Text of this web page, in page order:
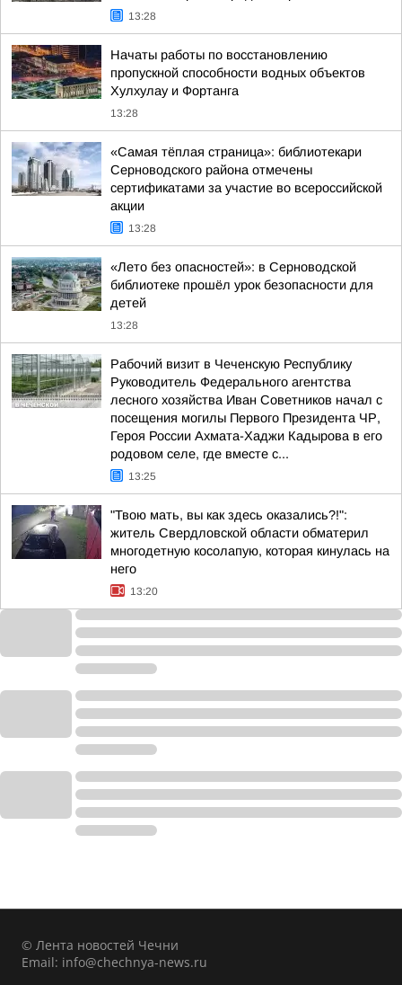
13:28
Начаты работы по восстановлению
пропускной способности водных объектов
Хулхулау и Фортанга
13:28
«Самая тёплая страница»: библиотекари
Серноводского района отмечены
сертификатами за участие во всероссийской
акции
13:28
«Лето без опасностей»: в Серноводской
библиотеке прошёл урок безопасности для
детей
13:28
Рабочий визит в Чеченскую Республику
Руководитель Федерального агентства
лесного хозяйства Иван Советников начал с
посещения могилы Первого Президента ЧР,
Героя России Ахмата-Хаджи Кадырова в его
родовом селе, где вместе с...
13:25
"Твою мать, вы как здесь оказались?!":
житель Свердловской области обматерил
многодетную косолапую, которая кинулась на
него
13:20
© Лента новостей Чечни
Email: info@chechnya-news.ru